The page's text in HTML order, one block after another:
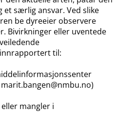
særlig ansvar. Ved slike
be dyreeier observere
Bivirkninger eller uventede
til:
mangler i